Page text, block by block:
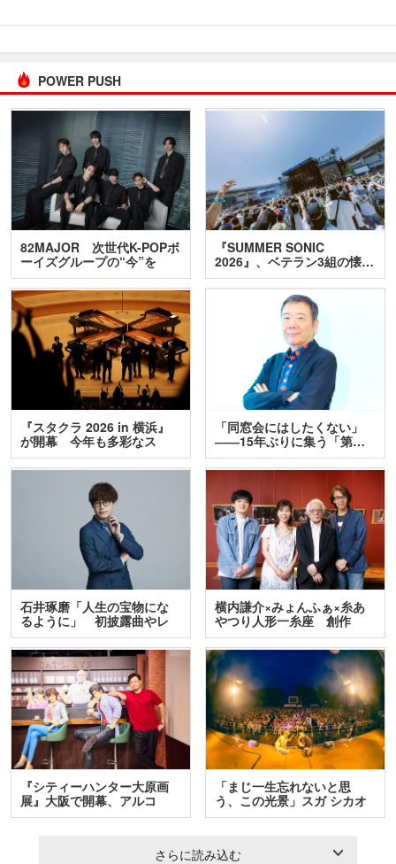
POWER PUSH
82MAJOR 次世代K-POPボ
ーイズグループの“今”を
訊…
『SUMMER SONIC
2026』、ベテラン3組の懐…
『スタクラ 2026 in 横浜』
が開幕 今年も多彩なス
テ…
「同窓会にはしたくない」
――15年ぶりに集う「第…
石井琢磨「人生の宝物にな
るように」 初披露曲やレ
ア…
横内謙介×みょんふぁ×糸あ
やつり人形一糸座 創作
人…
『シティーハンター大原画
展』大阪で開幕、アルコ
＆…
「まじ一生忘れないと思
う、この光景」スガ シカオ
と…
さらに読み込む